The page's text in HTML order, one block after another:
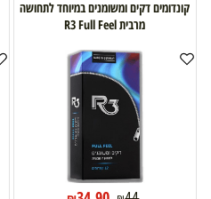
קונדומים דקים ומשומנים במיוחד לתחושה
מרבית R3 Full Feel